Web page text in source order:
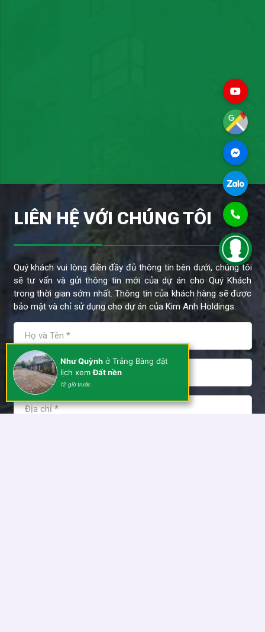
LIÊN HỆ VỚI CHÚNG TÔI
Quý khách vui lòng điền đầy đủ thông tin bên dưới, chúng tôi
sẽ tư vấn và gửi thông tin mới của dự án cho Quý Khách
trong thời gian sớm nhất. Thông tin của khách hàng sẽ được
bảo mật và chỉ sử dụng cho dự án của Kim Anh Holdings.
Như Quỳnh ở Trảng Bàng đặt
lịch xemĐất nền
12 giờ trước